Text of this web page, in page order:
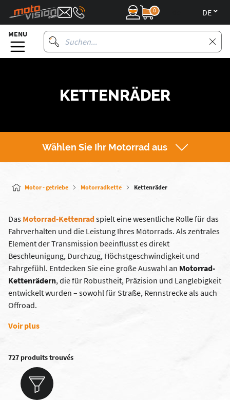
0
MENU
KETTENRÄDER
Wählen Sie Ihr Motorrad aus
Motor - getriebe Motorradkette Kettenräder
Das Motorrad-Kettenradspielt eine wesentliche Rolle für das
Fahrverhalten und die Leistung Ihres Motorrads. Als zentrales
Element der Transmission beeinflusst es direkt
Beschleunigung, Durchzug, Höchstgeschwindigkeit und
Fahrgefühl. Entdecken Sie eine große Auswahl an Motorrad-
Kettenrädern, die für Robustheit, Präzision und Langlebigkeit
entwickelt wurden – sowohl für Straße, Rennstrecke als auch
Offroad.
Voir plus
727 produits trouvés